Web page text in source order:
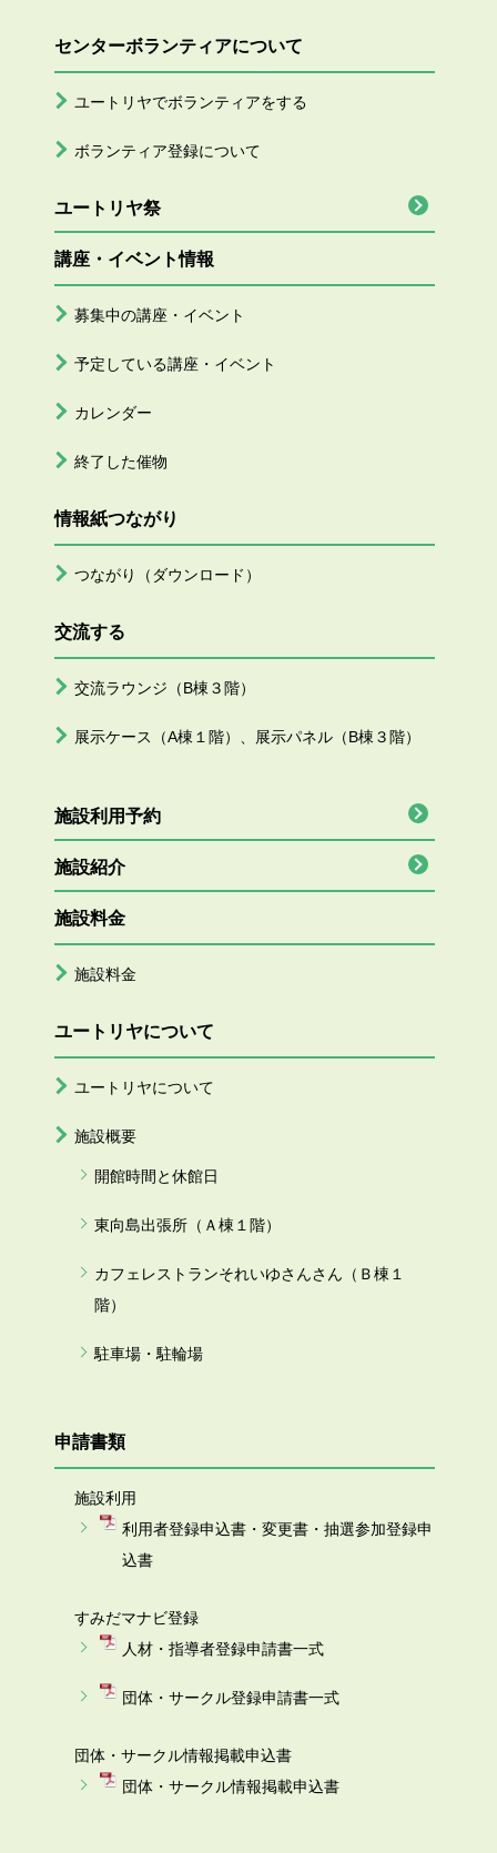
センターボランティアについて
ユートリヤでボランティアをする
ボランティア登録について
ユートリヤ祭
講座・イベント情報
募集中の講座・イベント
予定している講座・イベント
カレンダー
終了した催物
情報紙つながり
つながり（ダウンロード）
交流する
交流ラウンジ（B棟３階）
展示ケース（A棟１階）、展示パネル（B棟３階）
施設利用予約
施設紹介
施設料金
施設料金
ユートリヤについて
ユートリヤについて
施設概要
開館時間と休館日
東向島出張所（Ａ棟１階）
カフェレストランそれいゆさんさん（Ｂ棟１
階）
駐車場・駐輪場
申請書類
施設利用
利用者登録申込書・変更書・抽選参加登録申
込書
すみだマナビ登録
人材・指導者登録申請書一式
団体・サークル登録申請書一式
団体・サークル情報掲載申込書
団体・サークル情報掲載申込書